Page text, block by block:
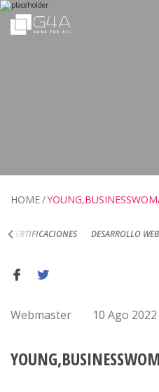
HOME
DESARROLLO WEB DISEÑO WEB
Webmaster 10 Ago 2022